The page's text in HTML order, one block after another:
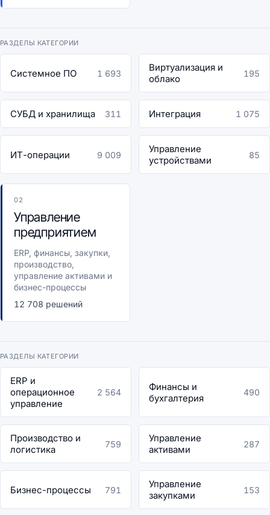
РАЗДЕЛЫ КАТЕГОРИИ
Системное ПО 1 693
Виртуализация и
облако
195
СУБД и хранилища 311 Интеграция 1 075
ИТ-операции 9 009
Управление
устройствами
85
02
Управление
предприятием
ERP, финансы, закупки,
производство,
управление активами и
бизнес-процессы
12 708 решений
РАЗДЕЛЫ КАТЕГОРИИ
ERP и
операционное
управление
2 564
Финансы и
бухгалтерия
490
Производство и
логистика
759
Управление
активами
287
Бизнес-процессы 791
Управление
закупками
153